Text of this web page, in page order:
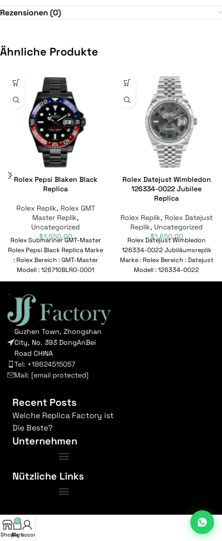
Rezensionen (0)
Ähnliche Produkte
Rolex Pepsi Blaken Black
Replica
Rolex Replik, Rolex GMT
Master Replik,
Uncategorized
$1,650.00
Rolex Submariner GMT-Master
Rolex Pepsi Black Replica Marke
: Rolex Bereich : GMT-Master
Modell : 126710BLRO-0001
Referenznummer : 126710BLRO-
Rolex Datejust Wimbledon
126334-0022 Jubilee
Replica
Rolex Replik, Rolex Datejust
Replik, Uncategorized
$1,650.00
Rolex Datejust Wimbledon
126334-0022 Jubiläumsreplik
Marke : Rolex Bereich : Datejust
Modell : 126334-0022
Referenznummer : 126334-
Guzhen Town, Zhongshan
City, No. 393 DongAnBei
Road CHINA
Tel: +18624515057
Mail: [email protected]
Recent Posts
Welche Replica Factory ist
Die Beste?
Unternehmen
Nützliche Links
Shop
0
Cart
My account